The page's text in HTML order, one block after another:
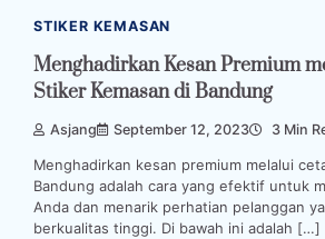
STIKER KEMASAN
Menghadirkan Kesan Premium
Stiker Kemasan di Bandung
Asjang September 12, 2023 3 Min
Menghadirkan kesan premium melalui
Bandung adalah cara yang efektif untuk
Anda dan menarik perhatian pelanggan
berkualitas tinggi. Di bawah ini adalah […]